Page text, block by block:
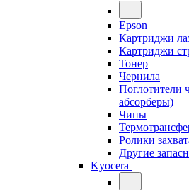
Epson
Картриджи
Картриджи
Тонер
Чернила
Поглотители
абсорберы)
Чипы
Ролики
Другие
Kyocera